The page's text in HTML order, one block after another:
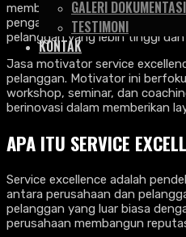
GALERI DOKUMENTASI
TESTIMONI
KONTAK
memberikan pelayanan terbaik.
pengalaman yang luar biasa.
pelanggan yang lebih tinggi
Jasa motivator service
pelanggan. Motivator ini
workshop, seminar, dan
berinovasi dalam memberikan
APA ITU SERVICE
Service excellence adalah
antara perusahaan dan
pelanggan yang luar biasa
perusahaan membangun